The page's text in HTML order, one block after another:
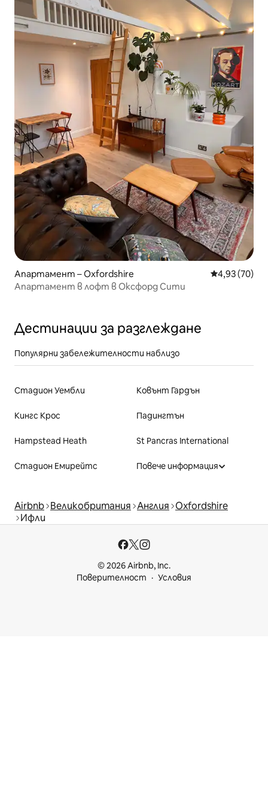
Апартамент – Oxfordshire Средна
4,93 (70)
Апартамент в лофт в Оксфорд Сити
Дестинации за разглеждане
Популярни забележителности наблизо
Стадион Уембли Ковънт Гардън
Кингс Крос Падингтън
Hampstead Heath St Pancras International
Стадион Емирейтс Повече информация
Airbnb Великобритания Англия Oxfordshire
Ифли
© 2026 Airbnb, Inc.
Поверителност
Условия